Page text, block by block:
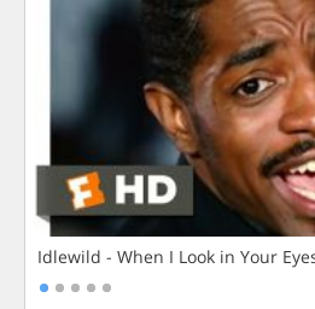
Idlewild - When I Look in Your